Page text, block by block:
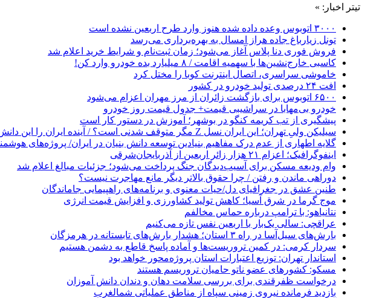
تیتر اخبار: »
۳۰۰۰ اتوبوس وعده داده شده هنوز وارد طرح اربعین نشده است
تونل زیارباغ جاده هراز امسال به بهره‌برداری می‌رسد
فروش فوری دنا پلاس آغاز می‌شود؛ زمان ثبت‌نام و شرایط خرید اعلام شد
کاسبی خارج‌نشین‌ها با سهمیه اقامت / ۸ میلیارد بده خودرو وارد کن!
خاموشی سراسری، اتصال اینترنت کوبا را مختل کرد
افت ۲۴ درصدی تولید خودرو در کشور
۶۵۰۰ اتوبوس برای بازگشت زائران از مرز مهران اعزام می‌شود
خودرو بی‌مهابا در سراشیبی قیمت+ جدول قیمت روز خودرو
پیشگیری از تب کریمه کنگو در بوشهر؛ آموزش در دستور کار است
سیلیکن ولیِ تهران؛ این ایران نسل Z مگر متوقف شدنی است؟ / آینده ایران را این دانش آموزان می سازند
گلایه اطهاری از عدم درک مفاهیم بنیادین توسعه دانش بنیان در ایران/ پروژه‌های هوشمندسازی
اینفوگرافیک؛ اعزام ۲۱ هزار زائر اربعین از آذربایجان‌شرقی
وام ودیعه مسکن برای آسیب‌دیدگان جنگ پرداخت می‌شود؛ جزئیات مبالغ اعلام شد
دوراهی ماندن و رفتن / چرا حقوق بالاتر دیگر مانع مهاجرت نیست؟
طنین عشق در جغرافیای دل/حیات معنوی و برنامه‌های راهپیمایی جاماندگان
موج گرما در شرق آسیا؛ کاهش تولید کشاورزی و افزایش قیمت انرژی
نتانیاهو: با ترامپ درباره حماس مخالفم
عراقچی: سالی یک‌بار با اربعین نفس تازه می‌کنیم
بارش‌های سیل‌آسا در راه ۳ استان؛ هشدار بارش‌های تابستانه در هرمزگان
سردار کرمی: در کمین تروریست‌ها و آماده پاسخ قاطع به دشمن هستیم
استاندار تهران: توزیع اعتبارات استان پروژه‌محور خواهد بود
مسکو: کشورهای عضو ناتو حامیان تروریسم هستند
درخواست ظفرقندی برای بررسی سلامت دهان و دندان دانش آموزان
بازدید فرمانده نیروی زمینی سپاه از مناطق عملیاتی شمالغرب